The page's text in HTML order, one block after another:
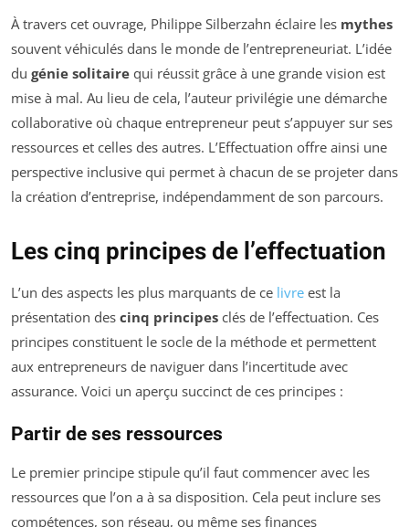
À travers cet ouvrage, Philippe Silberzahn éclaire les mythes
souvent véhiculés dans le monde de l’entrepreneuriat. L’idée
du génie solitaire qui réussit grâce à une grande vision est
mise à mal. Au lieu de cela, l’auteur privilégie une démarche
collaborative où chaque entrepreneur peut s’appuyer sur ses
ressources et celles des autres. L’Effectuation offre ainsi une
perspective inclusive qui permet à chacun de se projeter dans
la création d’entreprise, indépendamment de son parcours.
Les cinq principes de l’effectuation
L’un des aspects les plus marquants de ce livre est la
présentation des cinq principes clés de l’effectuation. Ces
principes constituent le socle de la méthode et permettent
aux entrepreneurs de naviguer dans l’incertitude avec
assurance. Voici un aperçu succinct de ces principes :
Partir de ses ressources
Le premier principe stipule qu’il faut commencer avec les
ressources que l’on a à sa disposition. Cela peut inclure ses
compétences, son réseau, ou même ses finances